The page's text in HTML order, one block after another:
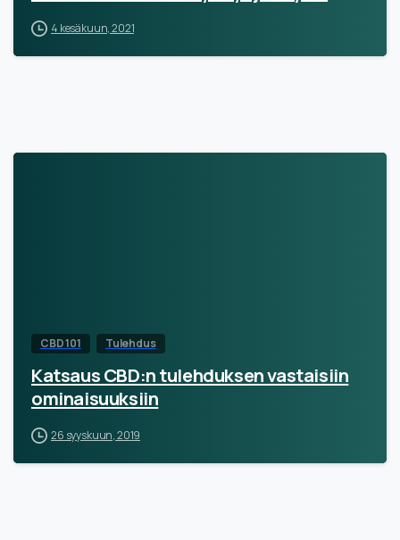
4 kesäkuun, 2021
CBD 101 Tulehdus
Katsaus CBD:n tulehduksen vastaisiin
ominaisuuksiin
26 syyskuun, 2019